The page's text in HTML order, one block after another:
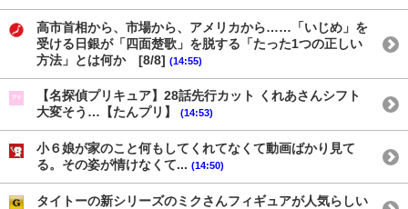
高市首相から、市場から、アメリカから……「いじめ」を
受ける日銀が「四面楚歌」を脱する「たった1つの正しい
方法」とは何か [8/8] (14:55)
【名探偵プリキュア】28話先行カット くれあさんシフト
大変そう…【たんプリ】
(14:53)
小６娘が家のこと何もしてくれてなくて動画ばかり見て
る。その姿が情けなくて... (14:50)
タイトーの新シリーズのミクさんフィギュアが人気らしい